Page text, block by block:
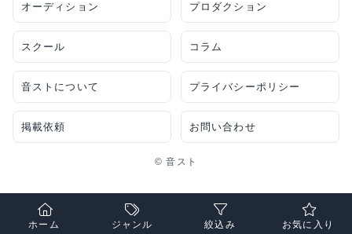
オーディション プロダクション
スクール コラム
音ストについて プライバシーポリシー
掲載依頼 お問い合わせ
© 音スト
ホーム ジャンル 絞込み お気に入り